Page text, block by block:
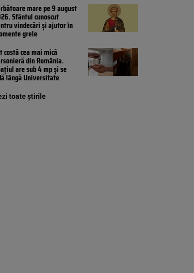
mare pe 9 august
Sfântul cunoscut
vindecări și ajutor în
grele
costă cea mai mică
din România.
are sub 4 mp și se
lângă Universitate
toate știrile